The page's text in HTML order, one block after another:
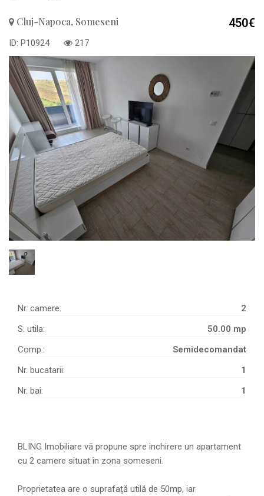
Cluj-Napoca, Someseni 450€
ID: P10924 217
Nr. camere:
2
S. utila:
50.00 mp
Comp.:
Semidecomandat
Nr. bucatarii:
1
Nr. bai:
1
BLING Imobiliare vă propune spre inchirere un apartament
cu 2 camere situat în zona someseni.
Proprietatea are o suprafață utilă de 50mp, iar